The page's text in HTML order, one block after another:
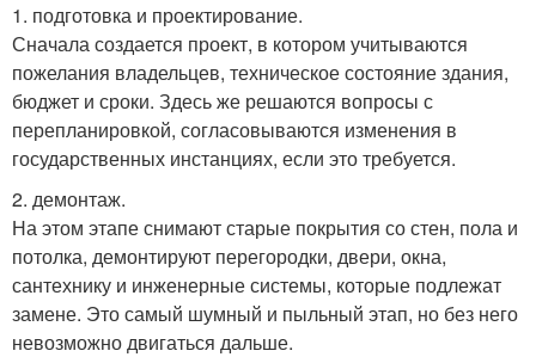
1. подготовка и проектирование.
Сначала создается проект, в котором учитываются
пожелания владельцев, техническое состояние здания,
бюджет и сроки. Здесь же решаются вопросы с
перепланировкой, согласовываются изменения в
государственных инстанциях, если это требуется.
2. демонтаж.
На этом этапе снимают старые покрытия со стен, пола и
потолка, демонтируют перегородки, двери, окна,
сантехнику и инженерные системы, которые подлежат
замене. Это самый шумный и пыльный этап, но без него
невозможно двигаться дальше.